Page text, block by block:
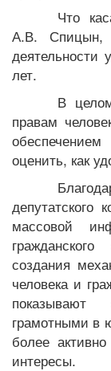
Что
А.В. Спицын,
деятельности
лет.
В
правам
оценить, как
депутатского
массовой
создания
человека и
показывают
грамотными в
более
интересы.